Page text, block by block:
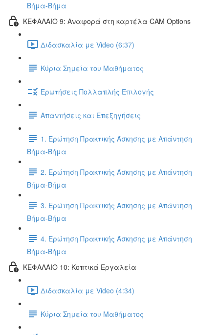
Βήμα-Βήμα
ΚΕΦΑΛΑΙΟ 9: Αναφορά στη καρτέλα CAM Options
Διδασκαλία με Video (6:37)
Κύρια Σημεία του Μαθήματος
Ερωτήσεις Πολλαπλής Επιλογής
Απαντήσεις και Επεξηγήσεις
1. Ερώτηση Πρακτικής Άσκησης με Απάντηση
Βήμα-Βήμα
2. Ερώτηση Πρακτικής Άσκησης με Απάντηση
Βήμα-Βήμα
3. Ερώτηση Πρακτικής Άσκησης με Απάντηση
Βήμα-Βήμα
4. Ερώτηση Πρακτικής Άσκησης με Απάντηση
Βήμα-Βήμα
ΚΕΦΑΛΑΙΟ 10: Κοπτικά Εργαλεία
Διδασκαλία με Video (4:34)
Κύρια Σημεία του Μαθήματος